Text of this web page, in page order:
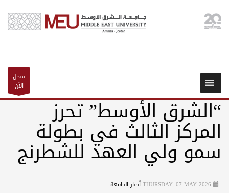
سجل
الآن
“الشرق الأوسط” تحرز
المركز الثالث في بطولة
سمو ولي العهد للشطرنج
THURSDAY, 07 MAY 2026أخبار الجامعة